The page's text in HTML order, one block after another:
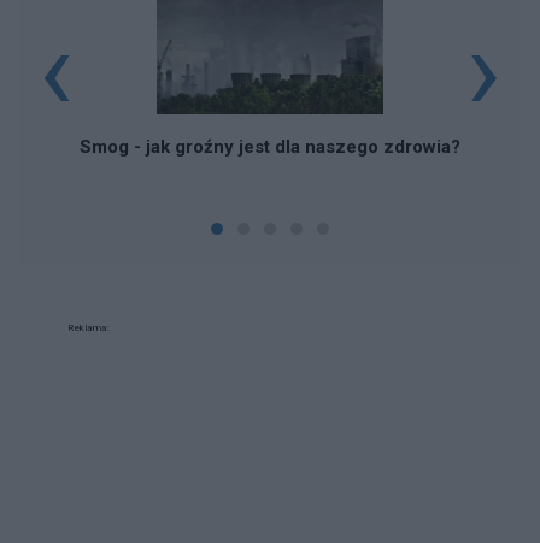
Smog - jak groźny jest dla naszego zdrowia?
‹ ›
Reklama: